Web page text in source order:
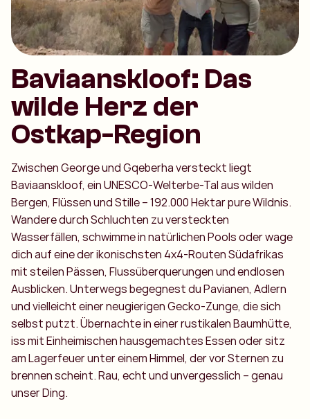
Baviaanskloof: Das
wilde Herz der
Ostkap-Region
Zwischen George und Gqeberha versteckt liegt
Baviaanskloof, ein UNESCO-Welterbe-Tal aus wilden
Bergen, Flüssen und Stille – 192.000 Hektar pure Wildnis.
Wandere durch Schluchten zu versteckten
Wasserfällen, schwimme in natürlichen Pools oder wage
dich auf eine der ikonischsten 4x4-Routen Südafrikas
mit steilen Pässen, Flussüberquerungen und endlosen
Ausblicken. Unterwegs begegnest du Pavianen, Adlern
und vielleicht einer neugierigen Gecko-Zunge, die sich
selbst putzt. Übernachte in einer rustikalen Baumhütte,
iss mit Einheimischen hausgemachtes Essen oder sitz
am Lagerfeuer unter einem Himmel, der vor Sternen zu
brennen scheint. Rau, echt und unvergesslich – genau
unser Ding.